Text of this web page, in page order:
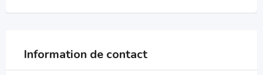
Information de contact